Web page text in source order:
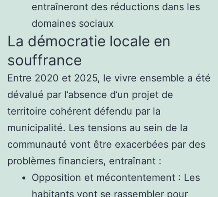
entraîneront des réductions dans les
domaines sociaux
La démocratie locale en
souffrance
Entre 2020 et 2025, le vivre ensemble a été
dévalué par l’absence d’un projet de
territoire cohérent défendu par la
municipalité. Les tensions au sein de la
communauté vont être exacerbées par des
problèmes financiers, entraînant :
Opposition et mécontentement : Les
habitants vont se rassembler pour